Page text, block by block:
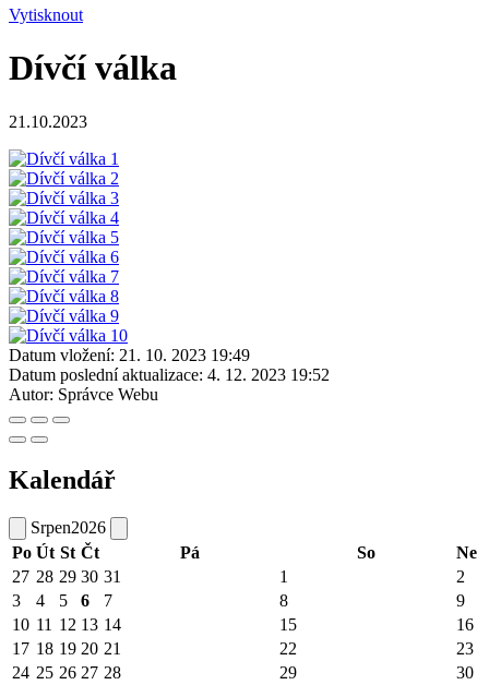
Vytisknout
Dívčí válka
21.10.2023
Datum vložení: 21. 10. 2023 19:49
Datum poslední aktualizace: 4. 12. 2023 19:52
Autor: Správce Webu
Kalendář
Srpen2026
Po Út St Čt Pá So
Ne
27 28 29 30 31 1
2
3
4 5 6 7 8
9
10 11 12 13 14 15
16
17 18 19 20 21 22
23
24 25 26 27 28 29 30